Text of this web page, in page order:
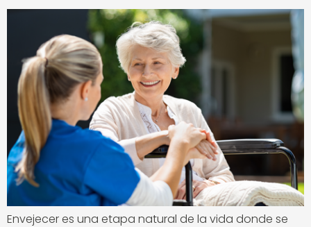
Envejecer es una etapa natural de la vida donde se